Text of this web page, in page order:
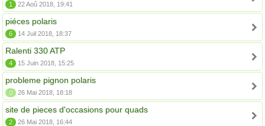
1 22 Aoû 2018, 19:41
piéces polaris
6 14 Juil 2018, 18:37
Ralenti 330 ATP
4 15 Juin 2018, 15:25
probleme pignon polaris
0 26 Mai 2018, 18:18
site de pieces d'occasions pour quads
2 26 Mai 2018, 16:44